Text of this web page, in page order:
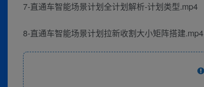
7-直通车智能场景计划全计划解析-计划类型.mp4
8-直通车智能场景计划拉新收割大小矩阵搭建.mp4